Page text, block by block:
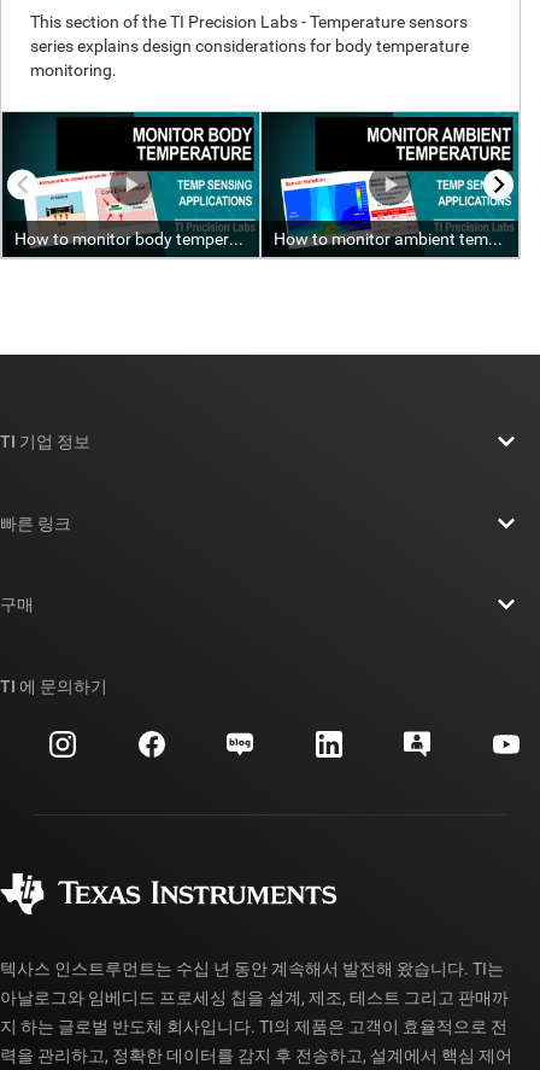
TI 기업 정보
투자 관계
제조
빠른 링크
대체품 검색
고객 지원 센터
myTI 계정 FAQ
구매
주문 FAQ
TI 에 문의하기
텍사스 인스트루먼트는 수십 년 동안 계속해서 발전해 왔습니다. TI는
아날로그와 임베디드 프로세싱 칩을 설계, 제조, 테스트 그리고 판매까
지 하는 글로벌 반도체 회사입니다. TI의 제품은 고객이 효율적으로 전
력을 관리하고, 정확한 데이터를 감지 후 전송하고, 설계에서 핵심 제어